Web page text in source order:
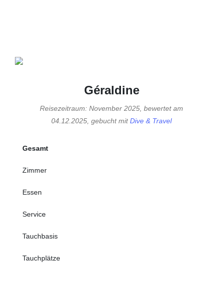
Géraldine
Reisezeitraum: November 2025, bewertet am
04.12.2025, gebucht mitDive & Travel
Gesamt
Zimmer
Essen
Service
Tauchbasis
Tauchplätze